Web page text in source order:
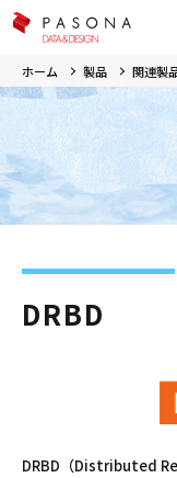
ホーム 製品 関連製
DRBD
DRBD（Distributed